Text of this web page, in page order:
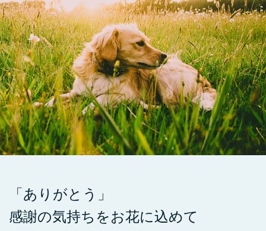
「ありがとう」
感謝の気持ちをお花に込めて